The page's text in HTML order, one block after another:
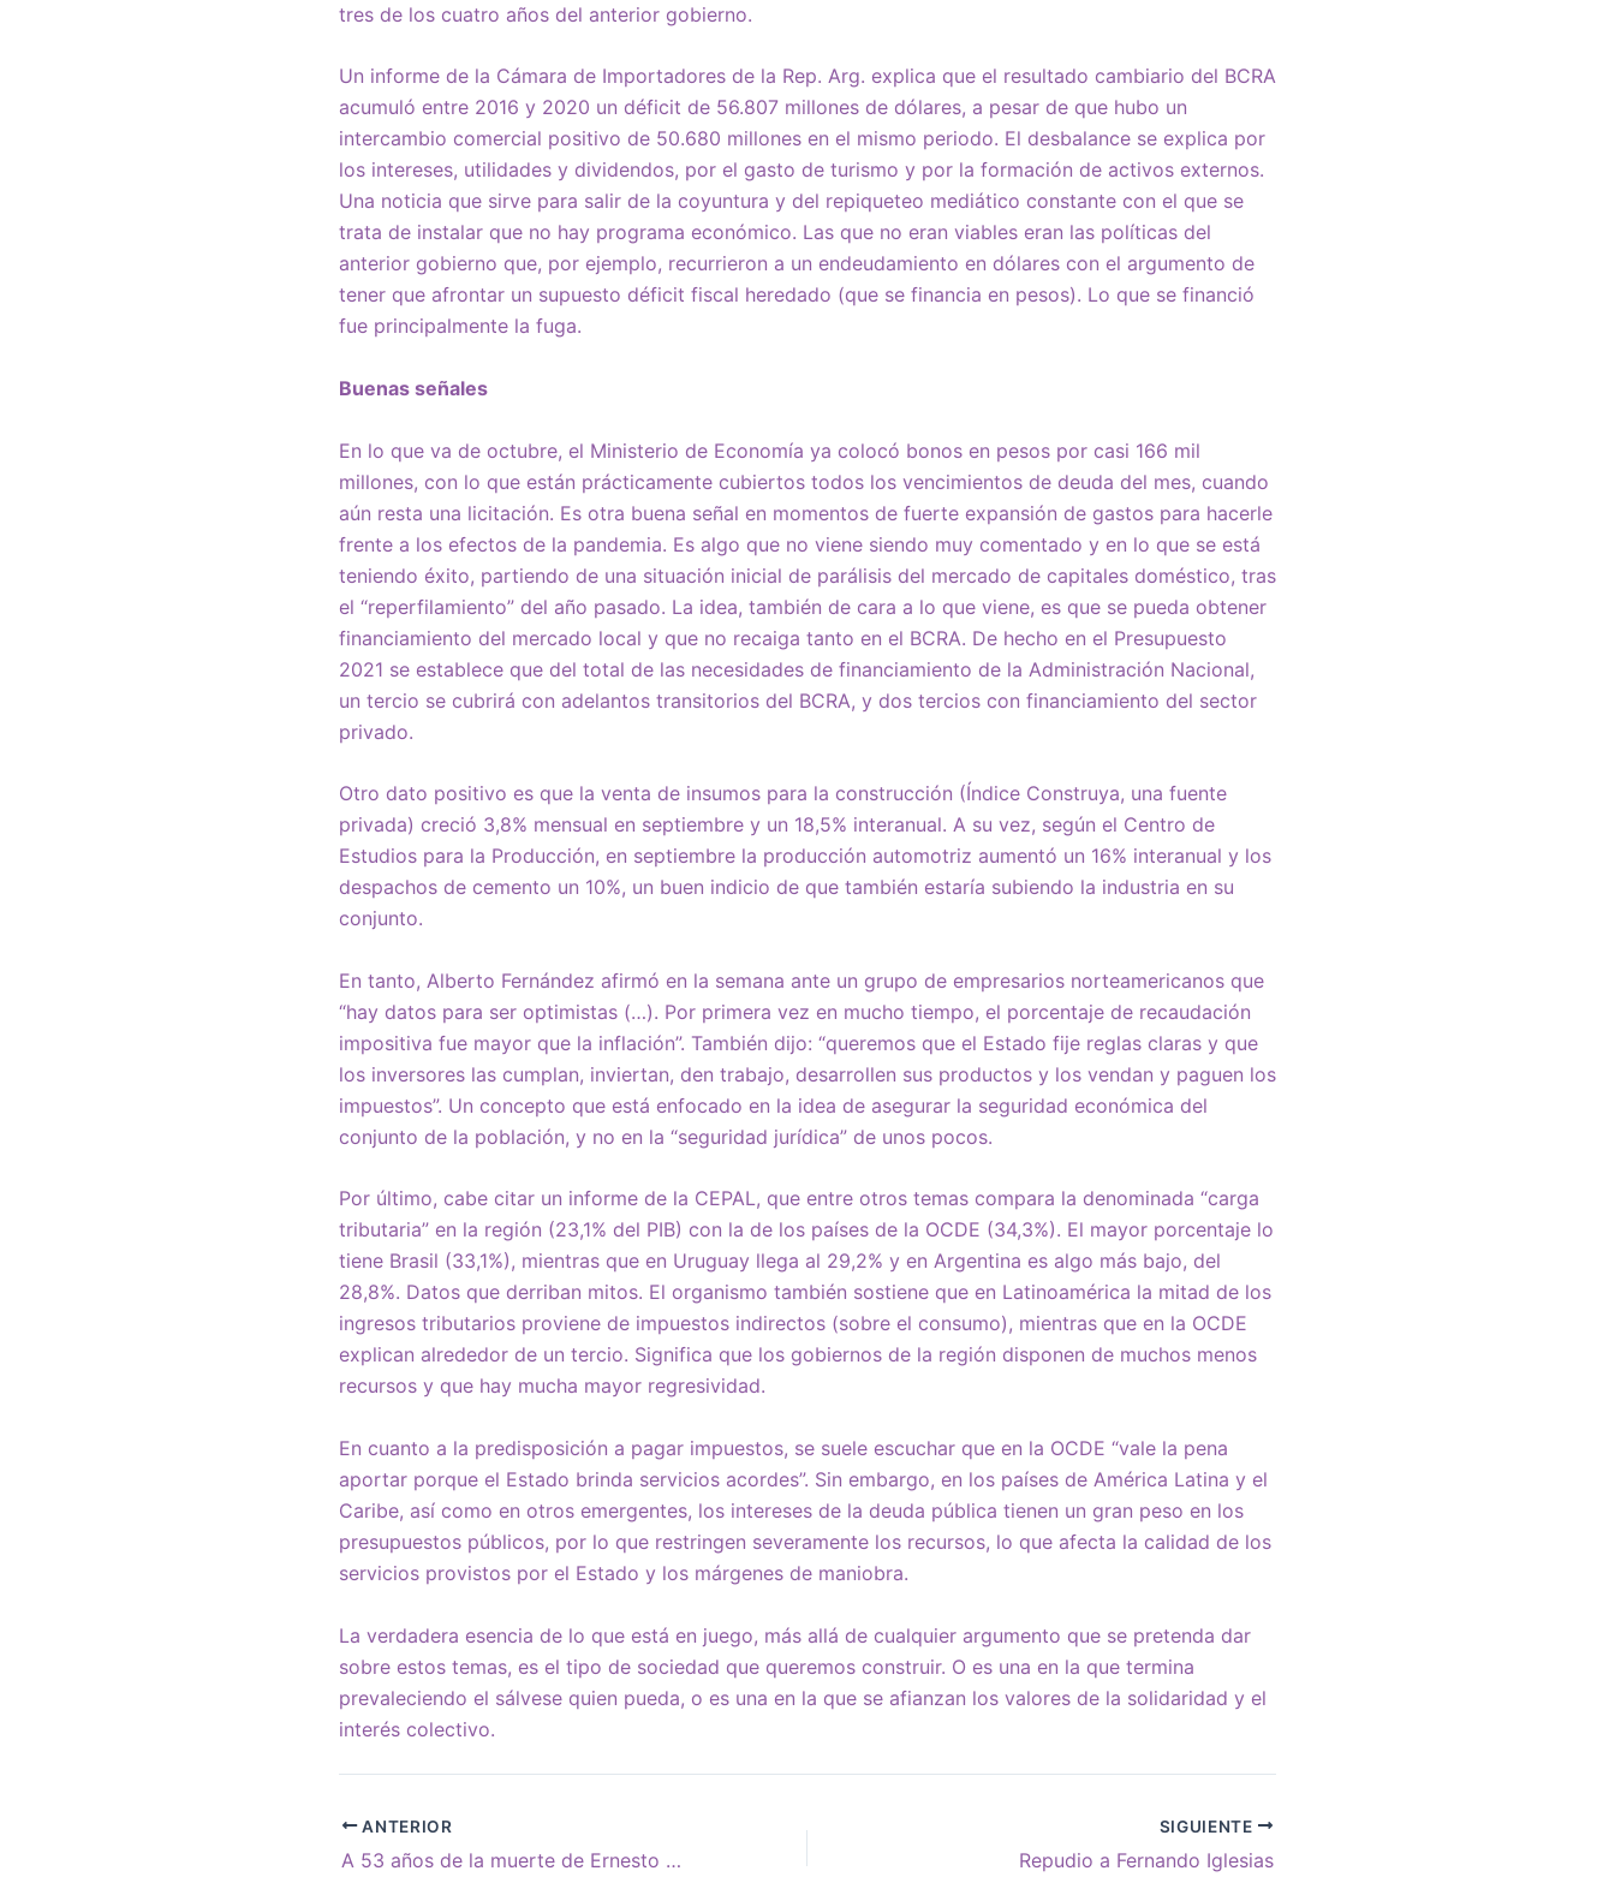
tres de los cuatro años del anterior gobierno.
Un informe de la Cámara de Importadores de la Rep. Arg. explica que el resultado cambiario del BCRA
acumuló entre 2016 y 2020 un déficit de 56.807 millones de dólares, a pesar de que hubo un
intercambio comercial positivo de 50.680 millones en el mismo periodo. El desbalance se explica por
los intereses, utilidades y dividendos, por el gasto de turismo y por la formación de activos externos.
Una noticia que sirve para salir de la coyuntura y del repiqueteo mediático constante con el que se
trata de instalar que no hay programa económico. Las que no eran viables eran las políticas del
anterior gobierno que, por ejemplo, recurrieron a un endeudamiento en dólares con el argumento de
tener que afrontar un supuesto déficit fiscal heredado (que se financia en pesos). Lo que se financió
fue principalmente la fuga.
Buenas señales
En lo que va de octubre, el Ministerio de Economía ya colocó bonos en pesos por casi 166 mil
millones, con lo que están prácticamente cubiertos todos los vencimientos de deuda del mes, cuando
aún resta una licitación. Es otra buena señal en momentos de fuerte expansión de gastos para hacerle
frente a los efectos de la pandemia. Es algo que no viene siendo muy comentado y en lo que se está
teniendo éxito, partiendo de una situación inicial de parálisis del mercado de capitales doméstico, tras
el “reperfilamiento” del año pasado. La idea, también de cara a lo que viene, es que se pueda obtener
financiamiento del mercado local y que no recaiga tanto en el BCRA. De hecho en el Presupuesto
2021 se establece que del total de las necesidades de financiamiento de la Administración Nacional,
un tercio se cubrirá con adelantos transitorios del BCRA, y dos tercios con financiamiento del sector
privado.
Otro dato positivo es que la venta de insumos para la construcción (Índice Construya, una fuente
privada) creció 3,8% mensual en septiembre y un 18,5% interanual. A su vez, según el Centro de
Estudios para la Producción, en septiembre la producción automotriz aumentó un 16% interanual y los
despachos de cemento un 10%, un buen indicio de que también estaría subiendo la industria en su
conjunto.
En tanto, Alberto Fernández afirmó en la semana ante un grupo de empresarios norteamericanos que
“hay datos para ser optimistas (…). Por primera vez en mucho tiempo, el porcentaje de recaudación
impositiva fue mayor que la inflación”. También dijo: “queremos que el Estado fije reglas claras y que
los inversores las cumplan, inviertan, den trabajo, desarrollen sus productos y los vendan y paguen los
impuestos”. Un concepto que está enfocado en la idea de asegurar la seguridad económica del
conjunto de la población, y no en la “seguridad jurídica” de unos pocos.
Por último, cabe citar un informe de la CEPAL, que entre otros temas compara la denominada “carga
tributaria” en la región (23,1% del PIB) con la de los países de la OCDE (34,3%). El mayor porcentaje lo
tiene Brasil (33,1%), mientras que en Uruguay llega al 29,2% y en Argentina es algo más bajo, del
28,8%. Datos que derriban mitos. El organismo también sostiene que en Latinoamérica la mitad de los
ingresos tributarios proviene de impuestos indirectos (sobre el consumo), mientras que en la OCDE
explican alrededor de un tercio. Significa que los gobiernos de la región disponen de muchos menos
recursos y que hay mucha mayor regresividad.
En cuanto a la predisposición a pagar impuestos, se suele escuchar que en la OCDE “vale la pena
aportar porque el Estado brinda servicios acordes”. Sin embargo, en los países de América Latina y el
Caribe, así como en otros emergentes, los intereses de la deuda pública tienen un gran peso en los
presupuestos públicos, por lo que restringen severamente los recursos, lo que afecta la calidad de los
servicios provistos por el Estado y los márgenes de maniobra.
La verdadera esencia de lo que está en juego, más allá de cualquier argumento que se pretenda dar
sobre estos temas, es el tipo de sociedad que queremos construir. O es una en la que termina
prevaleciendo el sálvese quien pueda, o es una en la que se afianzan los valores de la solidaridad y el
interés colectivo.
ANTERIOR
A 53 años de la muerte de Ernesto Guevara, Fidel Castro y el Che
SIGUIENTE
Repudio a Fernando Iglesias